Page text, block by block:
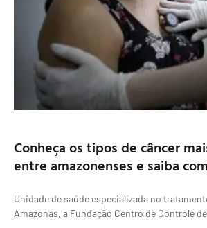
Conheça os tipos de câncer
entre amazonenses e saiba
Unidade de saúde especializada no
Amazonas, a Fundação Centro de Controle